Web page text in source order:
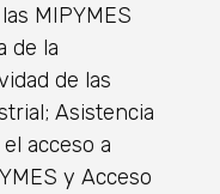
MIPYMES
de la
de las
Asistencia
acceso a
y Acceso